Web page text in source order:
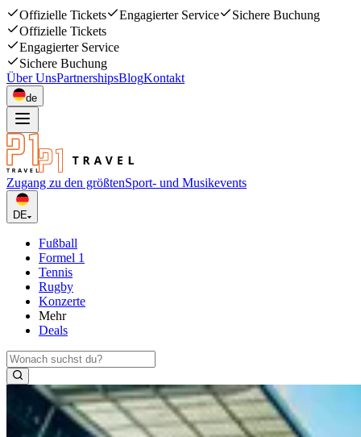
Offizielle Tickets Engagierter Service
Sichere Buchung
Offizielle Tickets
Engagierter Service
Sichere Buchung
Über UnsPartnershipsBlogKontakt
de
Zugang zu den größtenSport- und Musikevents
DE
Fußball
Formel 1
Tennis
Rugby
Konzerte
Mehr
Deals